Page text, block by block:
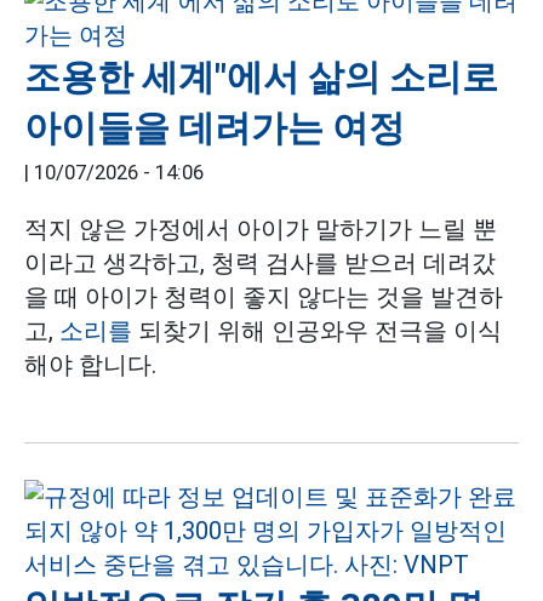
조용한 세계"에서 삶의 소리로
아이들을 데려가는 여정
| 10/07/2026 - 14:06
적지 않은 가정에서 아이가 말하기가 느릴 뿐
이라고 생각하고, 청력 검사를 받으러 데려갔
을 때 아이가 청력이 좋지 않다는 것을 발견하
고, 소리를 되찾기 위해 인공와우 전극을 이식
해야 합니다.